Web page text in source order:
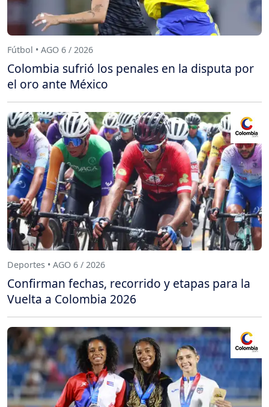
Fútbol • AGO 6 / 2026
Colombia sufrió los penales en la disputa por
el oro ante México
Deportes • AGO 6 / 2026
Confirman fechas, recorrido y etapas para la
Vuelta a Colombia 2026